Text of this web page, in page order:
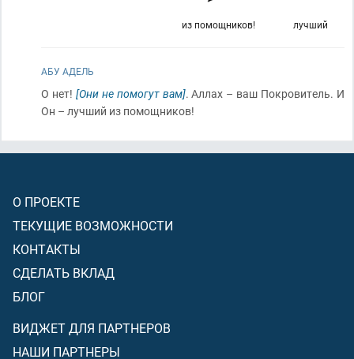
лучший
из помощников!
АБУ АДЕЛЬ
О нет! [Они не помогут вам]. Аллах – ваш Покровитель. И
Он – лучший из помощников!
О ПРОЕКТЕ
ТЕКУЩИЕ ВОЗМОЖНОСТИ
КОНТАКТЫ
СДЕЛАТЬ ВКЛАД
БЛОГ
ВИДЖЕТ ДЛЯ ПАРТНЕРОВ
НАШИ ПАРТНЕРЫ